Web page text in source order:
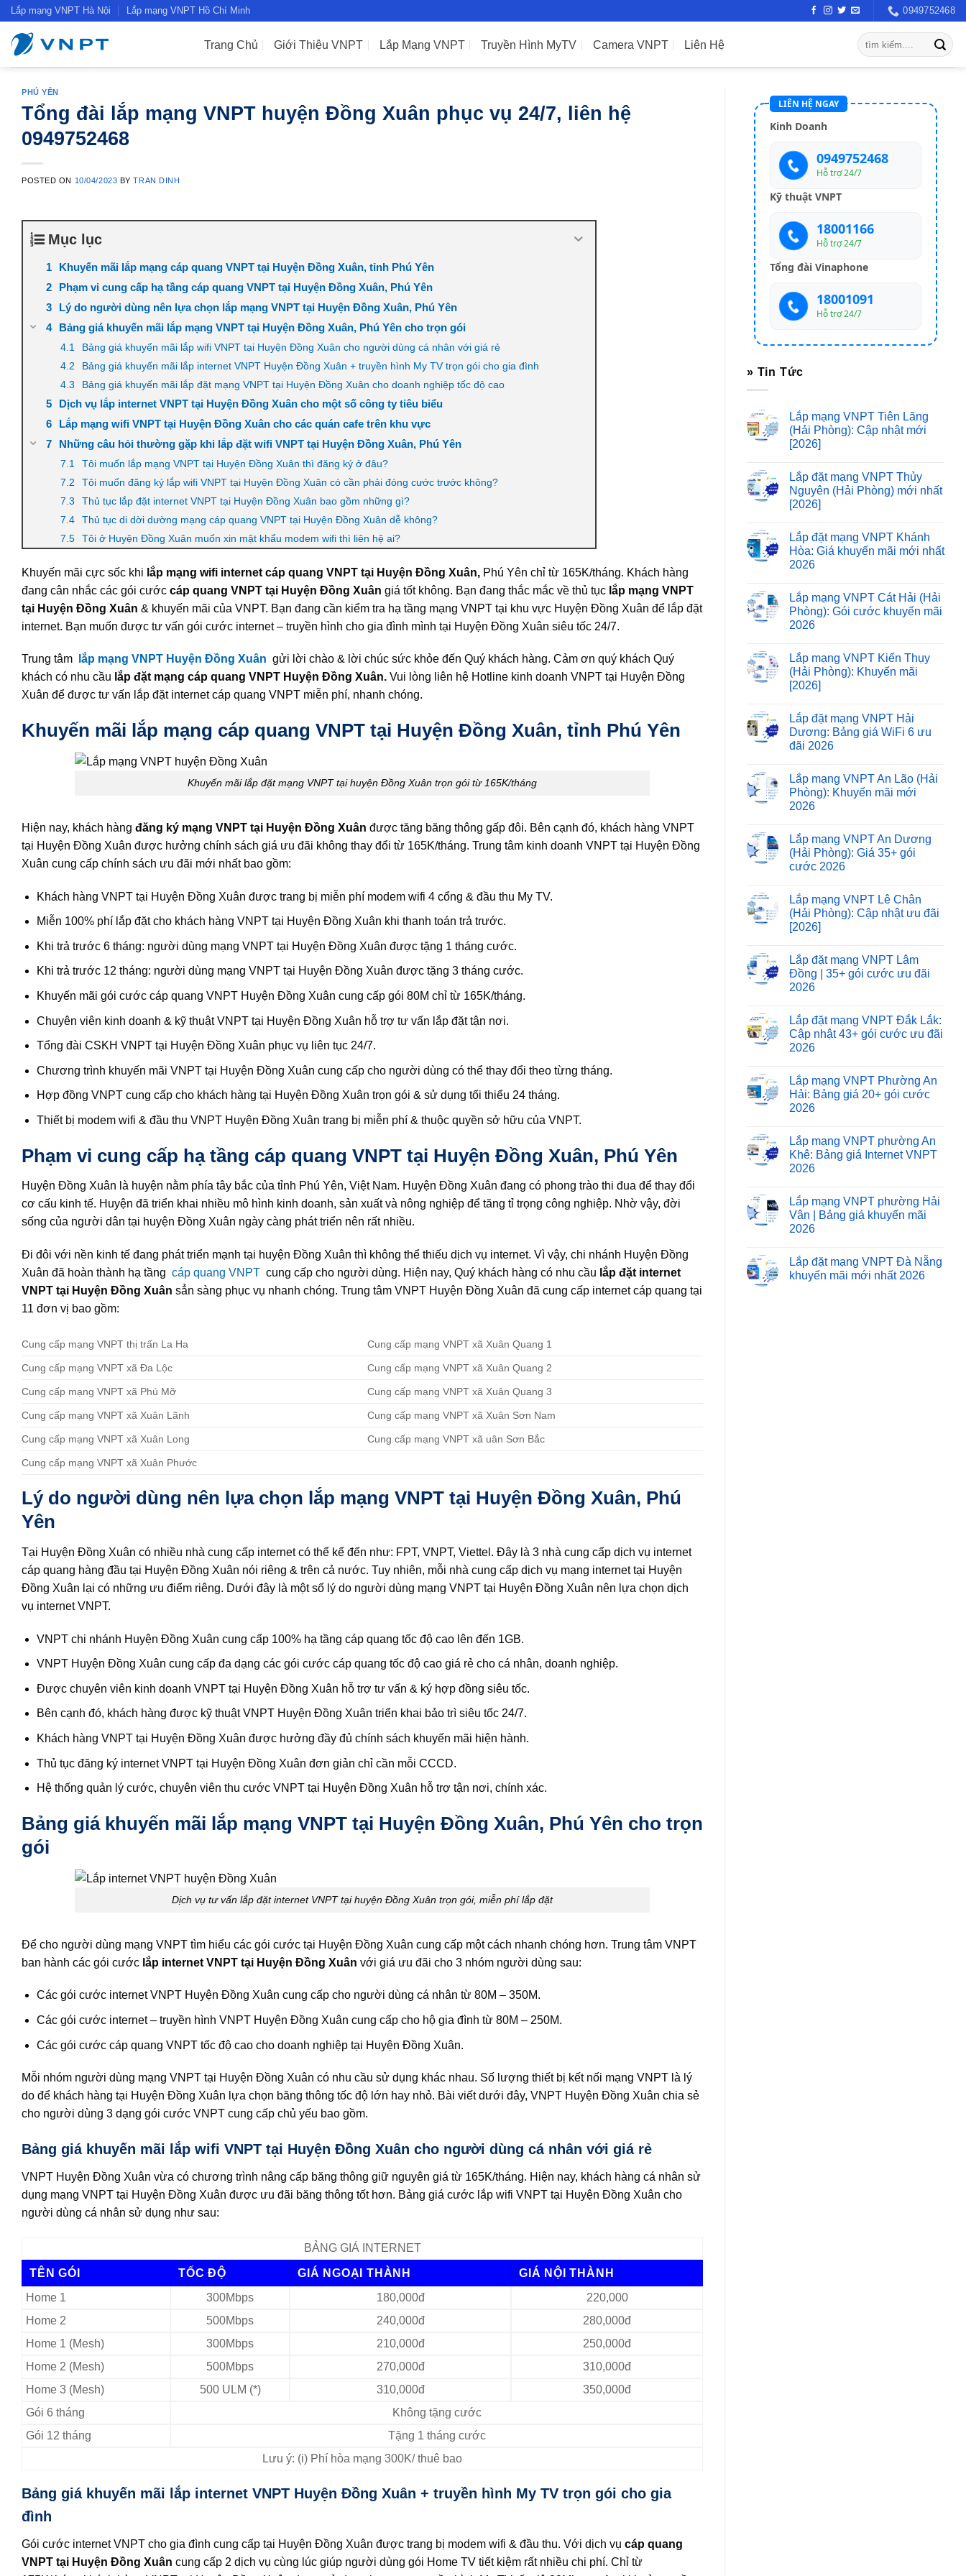
Skip
content
Lắp mạng VNPT Hà Nội Lắp mạng VNPT Hồ Chí Minh 0949752468
Trang Chủ Giới Thiệu VNPT Lắp Mạng VNPT Truyền Hình MyTV Camera VNPT Liên Hệ
PHÚ YÊN
Tổng đài lắp mạng VNPT huyện Đồng Xuân phục vụ 24/7, liên hệ
0949752468
POSTED ON 10/04/2023 BYTRAN DINH
Mục lục
Khuyến mãi lắp mạng cáp quang VNPT tại Huyện Đồng Xuân, tỉnh Phú Yên
Phạm vi cung cấp hạ tầng cáp quang VNPT tại Huyện Đồng Xuân, Phú Yên
Lý do người dùng nên lựa chọn lắp mạng VNPT tại Huyện Đồng Xuân, Phú Yên
Bảng giá khuyến mãi lắp mạng VNPT tại Huyện Đồng Xuân, Phú Yên cho trọn gói
Bảng giá khuyến mãi lắp wifi VNPT tại Huyện Đồng Xuân cho người dùng cá nhân với giá rẻ
Bảng giá khuyến mãi lắp internet VNPT Huyện Đồng Xuân + truyền hình My TV trọn gói cho gia đình
Bảng giá khuyến mãi lắp đặt mạng VNPT tại Huyện Đồng Xuân cho doanh nghiệp tốc độ cao
Dịch vụ lắp internet VNPT tại Huyện Đồng Xuân cho một số công ty tiêu biểu
Lắp mạng wifi VNPT tại Huyện Đồng Xuân cho các quán cafe trên khu vực
Những câu hỏi thường gặp khi lắp đặt wifi VNPT tại Huyện Đồng Xuân, Phú Yên
Tôi muốn lắp mạng VNPT tại Huyện Đồng Xuân thì đăng ký ở đâu?
Tôi muốn đăng ký lắp wifi VNPT tại Huyện Đồng Xuân có cần phải đóng cước trước không?
Thủ tục lắp đặt internet VNPT tại Huyện Đồng Xuân bao gồm những gì?
Thủ tục di dời dường mạng cáp quang VNPT tại Huyện Đồng Xuân dễ không?
Tôi ở Huyện Đồng Xuân muốn xin mật khẩu modem wifi thì liên hệ ai?
Khuyến mãi cực sốc khi lắp mạng wifi internet cáp quang VNPT tại Huyện Đồng Xuân, Phú Yên chỉ từ 165K/tháng. Khách hàng
đang cân nhắc các gói cước cáp quang VNPT tại Huyện Đồng Xuân giá tốt không. Bạn đang thắc mắc về thủ tục lắp mạng VNPT
tại Huyện Đồng Xuân & khuyến mãi của VNPT. Bạn đang cần kiểm tra hạ tầng mạng VNPT tại khu vực Huyện Đồng Xuân để lắp đặt
internet. Bạn muốn được tư vấn gói cước internet – truyền hình cho gia đình mình tại Huyện Đồng Xuân siêu tốc 24/7.
Trung tâm lắp mạng VNPT Huyện Đồng Xuân gửi lời chào & lời chúc sức khỏe đến Quý khách hàng. Cảm ơn quý khách Quý
khách có nhu cầu lắp đặt mạng cáp quang VNPT Huyện Đồng Xuân. Vui lòng liên hệ Hotline kinh doanh VNPT tại Huyện Đồng
Xuân để được tư vấn lắp đặt internet cáp quang VNPT miễn phí, nhanh chóng.
Khuyến mãi lắp mạng cáp quang VNPT tại Huyện Đồng Xuân, tỉnh Phú Yên
Khuyến mãi lắp đặt mạng VNPT tại huyện Đồng Xuân trọn gói từ 165K/tháng
Hiện nay, khách hàng đăng ký mạng VNPT tại Huyện Đồng Xuân được tăng băng thông gấp đôi. Bên cạnh đó, khách hàng VNPT
tại Huyện Đồng Xuân được hưởng chính sách giá ưu đãi không thay đổi từ 165K/tháng. Trung tâm kinh doanh VNPT tại Huyện Đồng
Xuân cung cấp chính sách ưu đãi mới nhất bao gồm:
Khách hàng VNPT tại Huyện Đồng Xuân được trang bị miễn phí modem wifi 4 cổng & đầu thu My TV.
Miễn 100% phí lắp đặt cho khách hàng VNPT tại Huyện Đồng Xuân khi thanh toán trả trước.
Khi trả trước 6 tháng: người dùng mạng VNPT tại Huyện Đồng Xuân được tặng 1 tháng cước.
Khi trả trước 12 tháng: người dùng mạng VNPT tại Huyện Đồng Xuân được tặng 3 tháng cước.
Khuyến mãi gói cước cáp quang VNPT Huyện Đồng Xuân cung cấp gói 80M chỉ từ 165K/tháng.
Chuyên viên kinh doanh & kỹ thuật VNPT tại Huyện Đồng Xuân hỗ trợ tư vấn lắp đặt tận nơi.
Tổng đài CSKH VNPT tại Huyện Đồng Xuân phục vụ liên tục 24/7.
Chương trình khuyến mãi VNPT tại Huyện Đồng Xuân cung cấp cho người dùng có thể thay đổi theo từng tháng.
Hợp đồng VNPT cung cấp cho khách hàng tại Huyện Đồng Xuân trọn gói & sử dụng tối thiểu 24 tháng.
Thiết bị modem wifi & đầu thu VNPT Huyện Đồng Xuân trang bị miễn phí & thuộc quyền sở hữu của VNPT.
Phạm vi cung cấp hạ tầng cáp quang VNPT tại Huyện Đồng Xuân, Phú Yên
Huyện Đồng Xuân là huyện nằm phía tây bắc của tỉnh Phú Yên, Việt Nam. Huyện Đồng Xuân đang có phong trào thi đua để thay đổi
cơ cấu kinh tế. Huyện đã triển khai nhiều mô hình kinh doanh, sản xuất và nông nghiệp để tăng tỉ trọng công nghiệp. Nhờ vậy, đời
sống của người dân tại huyện Đồng Xuân ngày càng phát triển nên rất nhiều.
Đi đôi với nền kinh tế đang phát triển mạnh tại huyện Đồng Xuân thì không thể thiếu dịch vụ internet. Vì vậy, chi nhánh Huyện Đồng
Xuân đã hoàn thành hạ tầng cáp quang VNPT cung cấp cho người dùng. Hiện nay, Quý khách hàng có nhu cầu lắp đặt internet
VNPT tại Huyện Đồng Xuân sẳn sàng phục vụ nhanh chóng. Trung tâm VNPT Huyện Đồng Xuân đã cung cấp internet cáp quang tại
11 đơn vị bao gồm:
Cung cấp mạng VNPT thị trấn La Ha Cung cấp mạng VNPT xã Xuân Quang 1
Cung cấp mạng VNPT xã Đa Lộc Cung cấp mạng VNPT xã Xuân Quang 2
Cung cấp mạng VNPT xã Phú Mỡ Cung cấp mạng VNPT xã Xuân Quang 3
Cung cấp mạng VNPT xã Xuân Lãnh Cung cấp mạng VNPT xã Xuân Sơn Nam
Cung cấp mạng VNPT xã Xuân Long Cung cấp mạng VNPT xã uân Sơn Bắc
Cung cấp mạng VNPT xã Xuân Phước
Lý do người dùng nên lựa chọn lắp mạng VNPT tại Huyện Đồng Xuân, Phú
Yên
Tại Huyện Đồng Xuân có nhiều nhà cung cấp internet có thể kể đến như: FPT, VNPT, Viettel. Đây là 3 nhà cung cấp dịch vụ internet
cáp quang hàng đầu tại Huyện Đồng Xuân nói riêng & trên cả nước. Tuy nhiên, mỗi nhà cung cấp dịch vụ mạng internet tại Huyện
Đồng Xuân lại có những ưu điểm riêng. Dưới đây là một số lý do người dùng mạng VNPT tại Huyện Đồng Xuân nên lựa chọn dịch
vụ internet VNPT.
VNPT chi nhánh Huyện Đồng Xuân cung cấp 100% hạ tầng cáp quang tốc độ cao lên đến 1GB.
VNPT Huyện Đồng Xuân cung cấp đa dạng các gói cước cáp quang tốc độ cao giá rẻ cho cá nhân, doanh nghiệp.
Được chuyên viên kinh doanh VNPT tại Huyện Đồng Xuân hỗ trợ tư vấn & ký hợp đồng siêu tốc.
Bên cạnh đó, khách hàng được kỹ thuật VNPT Huyện Đồng Xuân triển khai bảo trì siêu tốc 24/7.
Khách hàng VNPT tại Huyện Đồng Xuân được hưởng đầy đủ chính sách khuyến mãi hiện hành.
Thủ tục đăng ký internet VNPT tại Huyện Đồng Xuân đơn giản chỉ cần mỗi CCCD.
Hệ thống quản lý cước, chuyên viên thu cước VNPT tại Huyện Đồng Xuân hỗ trợ tận nơi, chính xác.
Bảng giá khuyến mãi lắp mạng VNPT tại Huyện Đồng Xuân, Phú Yên cho trọn
gói
Dịch vụ tư vấn lắp đặt internet VNPT tại huyện Đồng Xuân trọn gói, miễn phí lắp đặt
Để cho người dùng mạng VNPT tìm hiểu các gói cước tại Huyện Đồng Xuân cung cấp một cách nhanh chóng hơn. Trung tâm VNPT
ban hành các gói cước lắp internet VNPT tại Huyện Đồng Xuân với giá ưu đãi cho 3 nhóm người dùng sau:
Các gói cước internet VNPT Huyện Đồng Xuân cung cấp cho người dùng cá nhân từ 80M – 350M.
Các gói cước internet – truyền hình VNPT Huyện Đồng Xuân cung cấp cho hộ gia đình từ 80M – 250M.
Các gói cước cáp quang VNPT tốc độ cao cho doanh nghiệp tại Huyện Đồng Xuân.
Mỗi nhóm người dùng mạng VNPT tại Huyện Đồng Xuân có nhu cầu sử dụng khác nhau. Số lượng thiết bị kết nối mạng VNPT là lý
do để khách hàng tại Huyện Đồng Xuân lựa chọn băng thông tốc độ lớn hay nhỏ. Bài viết dưới đây, VNPT Huyện Đồng Xuân chia sẻ
cho người dùng 3 dạng gói cước VNPT cung cấp chủ yếu bao gồm.
Bảng giá khuyến mãi lắp wifi VNPT tại Huyện Đồng Xuân cho người dùng cá nhân với giá rẻ
VNPT Huyện Đồng Xuân vừa có chương trình nâng cấp băng thông giữ nguyên giá từ 165K/tháng. Hiện nay, khách hàng cá nhân sử
dụng mạng VNPT tại Huyện Đồng Xuân được ưu đãi băng thông tốt hơn. Bảng giá cước lắp wifi VNPT tại Huyện Đồng Xuân cho
người dùng cá nhân sử dụng như sau:
BẢNG GIÁ INTERNET
TÊN GÓI TỐC ĐỘ GIÁ NGOẠI THÀNH
GIÁ NỘI THÀNH
Home 1
300Mbps 180,000đ
220,000
Home 2
500Mbps 240,000đ
280,000đ
Home 1 (Mesh)
300Mbps 210,000đ
250,000đ
Home 2 (Mesh)
500Mbps 270,000đ
310,000đ
Home 3 (Mesh)
500 ULM (*) 310,000đ
350,000đ
Gói 6 tháng
Không tặng cước
Gói 12 tháng
Tặng 1 tháng cước
Lưu ý: (i) Phí hòa mạng 300K/ thuê bao
Bảng giá khuyến mãi lắp internet VNPT Huyện Đồng Xuân + truyền hình My TV trọn gói cho gia
đình
Gói cước internet VNPT cho gia đình cung cấp tại Huyện Đồng Xuân được trang bị modem wifi & đầu thu. Với dịch vụ cáp quang
VNPT tại Huyện Đồng Xuân cung cấp 2 dịch vụ cùng lúc giúp người dùng gói Home TV tiết kiệm rất nhiều chi phí. Chỉ từ
LIÊN HỆ NGAY
Kinh Doanh
0949752468
Hỗ trợ 24/7
Kỹ thuật VNPT
18001166
Hỗ trợ 24/7
Tổng đài Vinaphone
18001091
Hỗ trợ 24/7
» Tin Tức
Lắp mạng VNPT Tiên Lãng
(Hải Phòng): Cập nhật mới
[2026]
Lắp đặt mạng VNPT Thủy
Nguyên (Hải Phòng) mới nhất
[2026]
Lắp đặt mạng VNPT Khánh
Hòa: Giá khuyến mãi mới nhất
2026
Lắp mạng VNPT Cát Hải (Hải
Phòng): Gói cước khuyến mãi
2026
Lắp mạng VNPT Kiến Thụy
(Hải Phòng): Khuyến mãi
[2026]
Lắp đặt mạng VNPT Hải
Dương: Bảng giá WiFi 6 ưu
đãi 2026
Lắp mạng VNPT An Lão (Hải
Phòng): Khuyến mãi mới
2026
Lắp mạng VNPT An Dương
(Hải Phòng): Giá 35+ gói
cước 2026
Lắp mạng VNPT Lê Chân
(Hải Phòng): Cập nhật ưu đãi
[2026]
Lắp đặt mạng VNPT Lâm
Đồng | 35+ gói cước ưu đãi
2026
Lắp đặt mạng VNPT Đắk Lắk:
Cập nhật 43+ gói cước ưu đãi
2026
Lắp mạng VNPT Phường An
Hải: Bảng giá 20+ gói cước
2026
Lắp mạng VNPT phường An
Khê: Bảng giá Internet VNPT
2026
Lắp mạng VNPT phường Hải
Vân | Bảng giá khuyến mãi
2026
Lắp đặt mạng VNPT Đà Nẵng
khuyến mãi mới nhất 2026